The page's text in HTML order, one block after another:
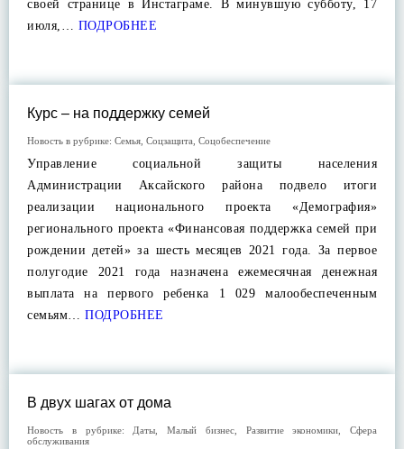
своей странице в Инстаграме. В минувшую субботу, 17
июля,… ПОДРОБНЕЕ
Курс – на поддержку семей
Новость в рубрике: Семья Соцзащита Соцобеспечение
Управление социальной защиты населения
Администрации Аксайского района подвело итоги
реализации национального проекта «Демография»
регионального проекта «Финансовая поддержка семей при
рождении детей» за шесть месяцев 2021 года. За первое
полугодие 2021 года назначена ежемесячная денежная
выплата на первого ребенка 1 029 малообеспеченным
семьям… ПОДРОБНЕЕ
В двух шагах от дома
Новость в рубрике: Даты Малый бизнес, Развитие экономики
Сфера
обслуживания